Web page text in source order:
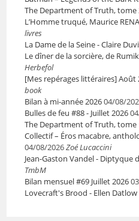
The Department of Truth, tome
L’Homme truqué, Maurice
livres
La Dame de la Seine - Claire
Le dîner de la sorcière, de
Herbefol
[Mes repérages littéraires] Août
book
Bilan à mi-année 202604/08/
Bulles de feu #88 - Juillet 2026
The Department of Truth, tome
Collectif – Éros macabre,
04/08/2026Zoé Lucaccini
Jean-Gaston Vandel - Diptyque
TmbM
Bilan mensuel #69 Juillet 2026
Lovecraft's Brood - Ellen Datlow